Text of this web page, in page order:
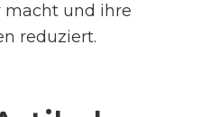
macht und ihre
reduziert.